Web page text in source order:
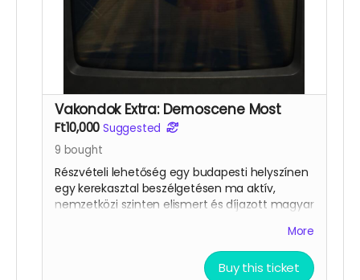
Vakondok Extra: Demoscene Most
Ft10,000 Suggested
9 bought
Részvételi lehetőség egy budapesti helyszínen
egy kerekasztal beszélgetésen ma aktív,
nemzetközi szinten elismert és díjazott magyar
demotoolok, egyedi megoldások, mi számít,
kód vagy design, hogyan kezdjen bele aki ma
More
Buy this ticket